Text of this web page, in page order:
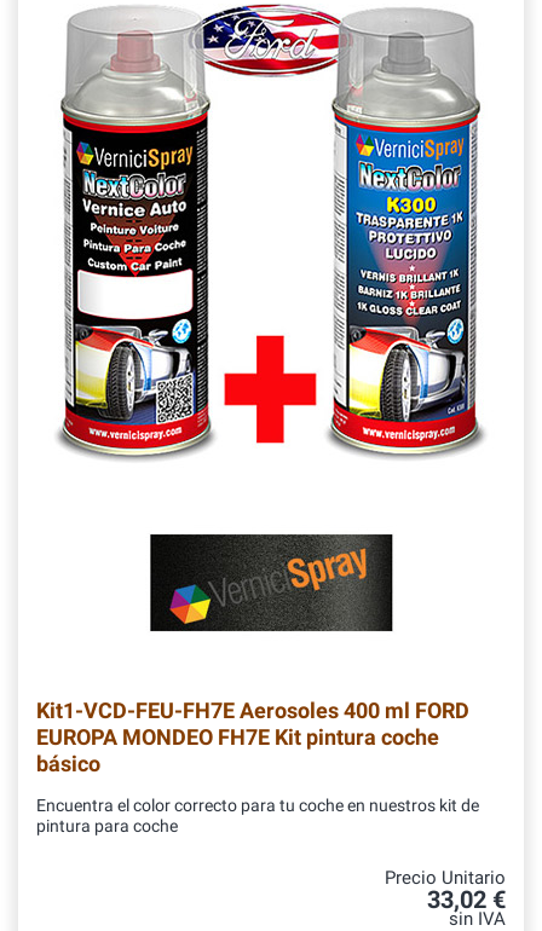
Kit1-VCD-FEU-FH7EAerosoles 400 ml FORD
EUROPA MONDEO FH7E Kit pintura coche
básico
Encuentra el color correcto para tu coche en nuestros kit de
pintura para coche
Precio Unitario
33,02 €
sin IVA